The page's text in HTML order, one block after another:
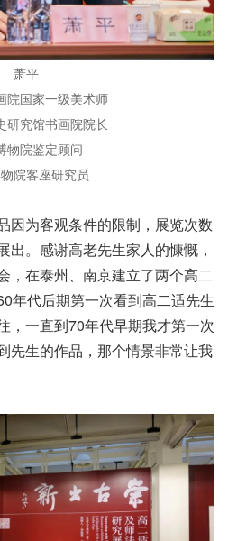
萧平
院国家一级美术师
研究馆书画院院长
物院鉴定顾问
院客座研究员
为客观条件的限制，展览次数
出。感谢高老先生家人的慷慨，
，在泰州、南京建立了两个高二
年代后期第一次看到高二适先生
，一直到70年代早期我才第一次
先生的作品，那个情景非常让我